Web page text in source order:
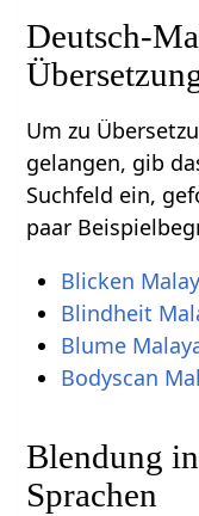
Deutsch-
Um zu
gelangen, gib
Suchfeld ein,
paar
Blicken
Blindheit
Blume
Bodyscan
Blendung
Sprachen